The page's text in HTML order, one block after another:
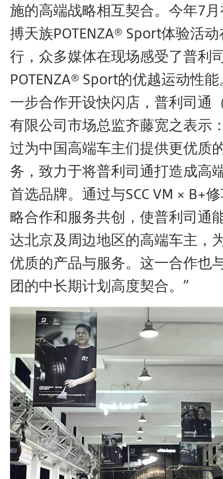
施的高端战略相互契合。今年7
搏天族POTENZA® Sport体验活
行，众多媒体在现场感受了普利
POTENZA® Sport的优越运动性
一步合作开设快闪店，普利司通
有限公司市场总监齐藤宽之表示
过为中国高端车主们提供更优质
务，致力于将普利司通打造成高
首选品牌。通过与SCC VM × B+
略合作和服务共创，使普利司通
达北京及周边地区的高端车主，
优质的产品与服务。这一合作也
团的中长期计划高度契合。”